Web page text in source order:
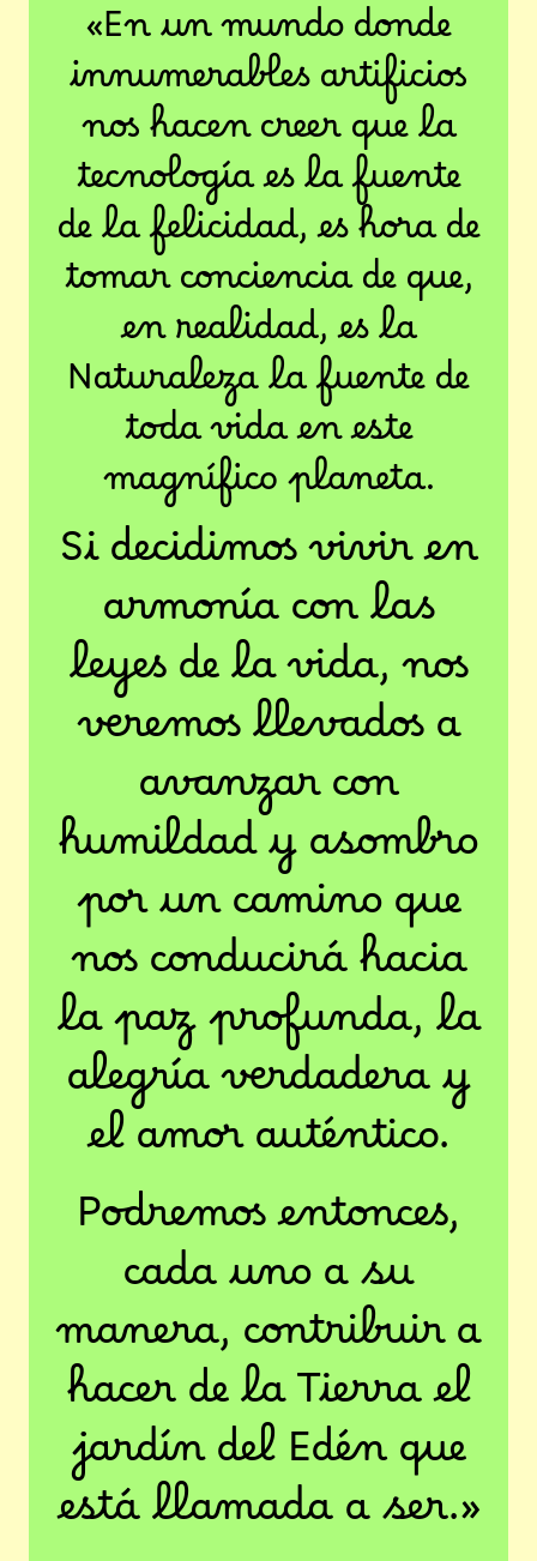
«En un mundo donde
innumerables artificios
nos hacen creer que la
tecnología es la fuente
de la felicidad, es hora de
tomar conciencia de que,
en realidad, es la
Naturaleza la fuente de
toda vida en este
magnífico planeta.
Si decidimos vivir en
armonía con las
leyes de la vida, nos
veremos llevados a
avanzar con
humildad y asombro
por un camino que
nos conducirá hacia
la paz profunda, la
alegría verdadera y
el amor auténtico.
Podremos entonces,
cada uno a su
manera, contribuir a
hacer de la Tierra el
jardín del Edén que
está llamada a ser.»